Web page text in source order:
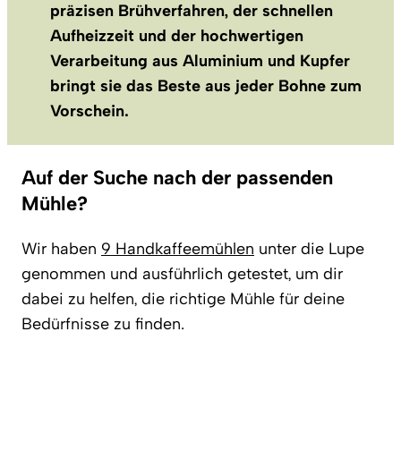
präzisen Brühverfahren, der schnellen
Aufheizzeit und der hochwertigen
Verarbeitung aus Aluminium und Kupfer
bringt sie das Beste aus jeder Bohne zum
Vorschein.
Auf der Suche nach der passenden
Mühle?
Wir haben 9 Handkaffeemühlen unter die Lupe
genommen und ausführlich getestet, um dir
dabei zu helfen, die richtige Mühle für deine
Bedürfnisse zu finden.